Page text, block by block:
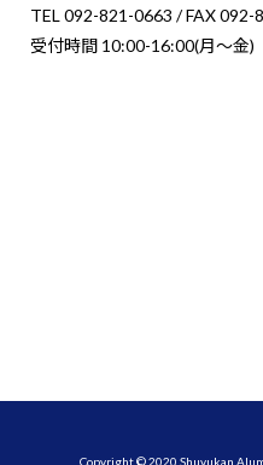
TEL 092-821-0663 / FAX 092-
受付時間 10:00-16:00(月〜金)
Copyright © 2020 Shuyukan